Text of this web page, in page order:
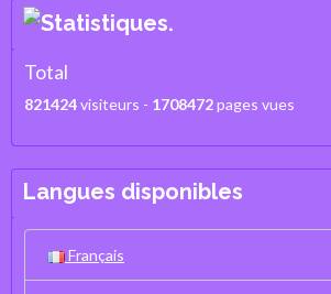
Total
821424visiteurs - 1708472pages vues
Langues disponibles
Français